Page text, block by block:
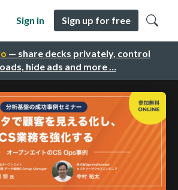
— share decks privately, control
hide ads and more …
Sign in Sign up for free